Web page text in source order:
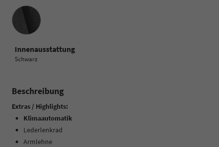
Innenausstattung
Innenausstattung
Schwarz
Beschreibung
Extras / Highlights:
Klimaautomatik
Lederlenkrad
Armlehne